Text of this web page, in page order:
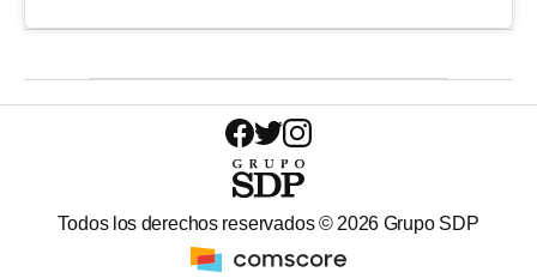
Todos los derechos reservados © 2026 Grupo SDP